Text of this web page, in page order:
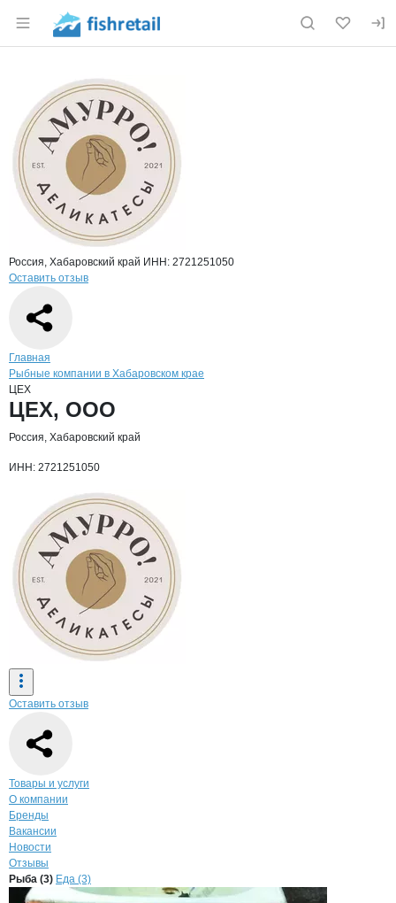
Раздел навигации по сайту fishretail.ru
Страница компании
Страница компанииЦЕХ, ООО
Краткая информация о компании
Россия, Хабаровский край ИНН: 2721251050
Оставить отзыв
Навигация по сайту
Главная
Рыбные компании в Хабаровском крае
ЦЕХ
Основная информация о компании
ЦЕХ, ООО
Россия, Хабаровский край
ИНН: 2721251050
Оставить отзыв
Навигация по странице
Товары и услуги
О компании
Бренды
Вакансии
Новости
Отзывы
ПродукцияЦЕХ, ООО
Навигация по продуктам
Рыба (3) Еда (3)